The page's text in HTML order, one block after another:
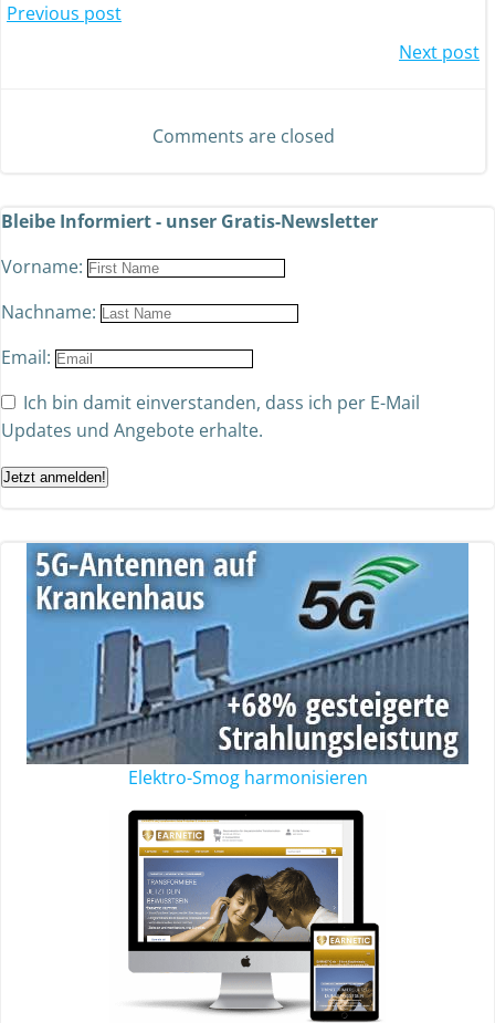
Previous post
Next post
Comments are closed
Bleibe Informiert - unser Gratis-Newsletter
Vorname:
Nachname:
Email:
Ich bin damit einverstanden, dass ich per E-Mail
Updates und Angebote erhalte.
Jetzt anmelden!
Elektro-Smog harmonisieren